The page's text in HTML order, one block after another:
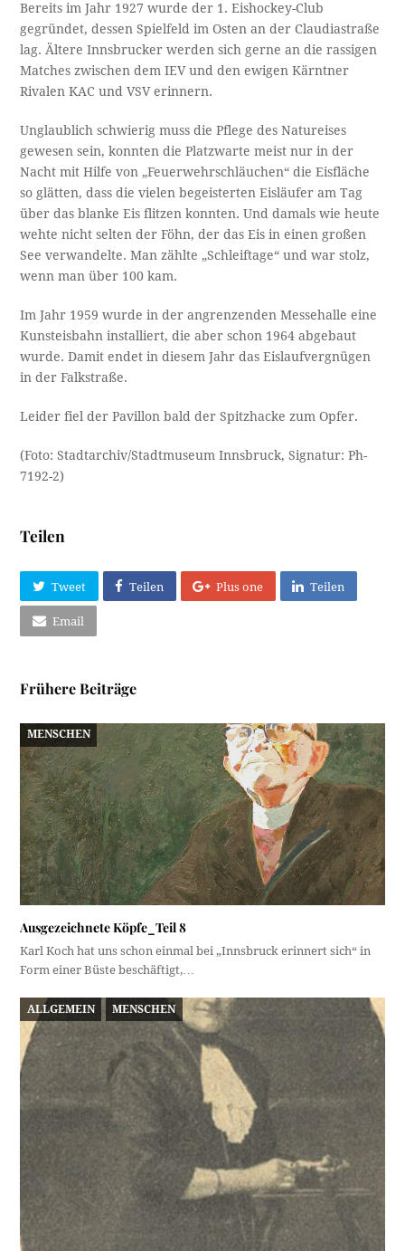
Bereits im Jahr 1927 wurde der 1. Eishockey-Club
gegründet, dessen Spielfeld im Osten an der Claudiastraße
lag. Ältere Innsbrucker werden sich gerne an die rassigen
Matches zwischen dem IEV und den ewigen Kärntner
Rivalen KAC und VSV erinnern.
Unglaublich schwierig muss die Pflege des Natureises
gewesen sein, konnten die Platzwarte meist nur in der
Nacht mit Hilfe von „Feuerwehrschläuchen“ die Eisfläche
so glätten, dass die vielen begeisterten Eisläufer am Tag
über das blanke Eis flitzen konnten. Und damals wie heute
wehte nicht selten der Föhn, der das Eis in einen großen
See verwandelte. Man zählte „Schleiftage“ und war stolz,
wenn man über 100 kam.
Im Jahr 1959 wurde in der angrenzenden Messehalle eine
Kunsteisbahn installiert, die aber schon 1964 abgebaut
wurde. Damit endet in diesem Jahr das Eislaufvergnügen
in der Falkstraße.
Leider fiel der Pavillon bald der Spitzhacke zum Opfer.
(Foto: Stadtarchiv/Stadtmuseum Innsbruck, Signatur: Ph-
7192-2)
Teilen
Tweet Teilen Plus one Teilen
Email
Frühere Beiträge
MENSCHEN
Ausgezeichnete Köpfe_Teil 8
Karl Koch hat uns schon einmal bei „Innsbruck erinnert sich“ in
Form einer Büste beschäftigt,…
ALLGEMEIN MENSCHEN